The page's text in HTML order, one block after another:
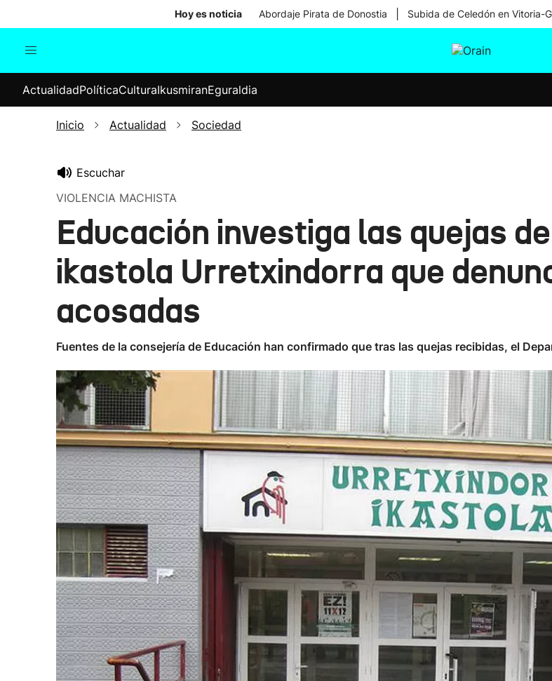
Hoy es noticia Abordaje Pirata de Donostia Subida de Celedón en Vitoria-
Internacional
Elecciones
ActualidadPolíticaCulturaIkusmiranEguraldia
Inicio Actualidad Sociedad
Escuchar
VIOLENCIA MACHISTA
Educación investiga las quejas
ikastola Urretxindorra que
acosadas
Fuentes de la consejería de Educación han confirmado que tras las quejas recibidas, el